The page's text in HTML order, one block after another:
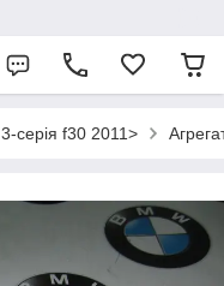
3-серія f30 2011>